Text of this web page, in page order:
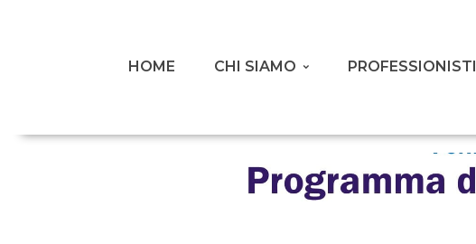
HOME CHI SIAMO PROFESSIONISTI